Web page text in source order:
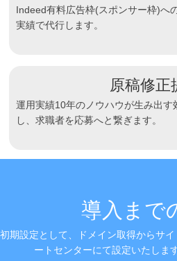
Indeed有料広告枠(スポンサー枠)へ
実績で代行します。
原稿修正
運用実績10年のノウハウが生み出
し、求職者を応募へと繋ぎます。
導入まで
初期設定として、ドメイン取得からサ
ートセンターにて設定いたしま